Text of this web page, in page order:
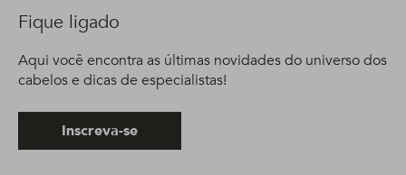
Fique ligado
Aqui você encontra as últimas novidades do universo dos
cabelos e dicas de especialistas!
Inscreva-se